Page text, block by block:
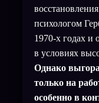
психологом
1970-х годах и
в условиях
Однако
только на
особенно в